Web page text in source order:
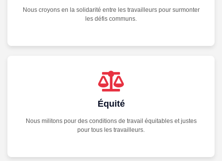
Nous croyons en la solidarité entre les travailleurs pour surmonter
les défis communs.
Équité
Nous militons pour des conditions de travail équitables et justes
pour tous les travailleurs.